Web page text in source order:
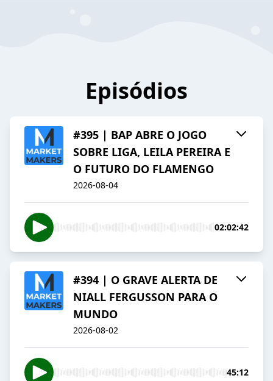
Episódios
#395 | BAP ABRE O JOGO
SOBRE LIGA, LEILA PEREIRA E
O FUTURO DO FLAMENGO
2026-08-04
02:02:42
#394 | O GRAVE ALERTA DE
NIALL FERGUSSON PARA O
MUNDO
2026-08-02
45:12